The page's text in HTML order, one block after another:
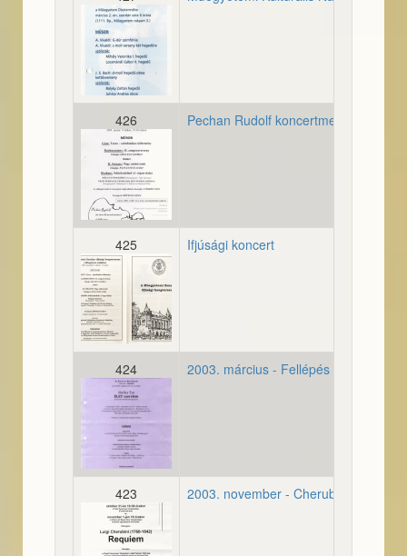
426 Pechan Rudolf
425 Ifjúsági koncert
424 2003. március - Fellépés Shelley
423 2003. november - Cherubini Requiem